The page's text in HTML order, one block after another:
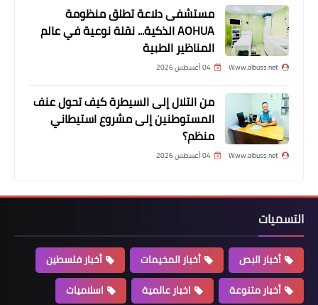
أخبار متنوعة
تنظيف ألواح الطاقة الشمسية في صيدا
مستشفى دلاعة تطلق منظومة
AOHUA الذكية... نقلة نوعية في عالم
المناظير الطبية
Www.albuss.net 04 أغسطس 2026
من التلال إلى السيطرة كيف تحول عنف
المستوطنين إلى مشروع استيطاني
منظم؟
Www.albuss.net 04 أغسطس 2026
التسميات
أخبار البص أخبار المخيمات
أخبار فلسطين
أخبار متنوعة
اخبار عالمية
اسلاميات